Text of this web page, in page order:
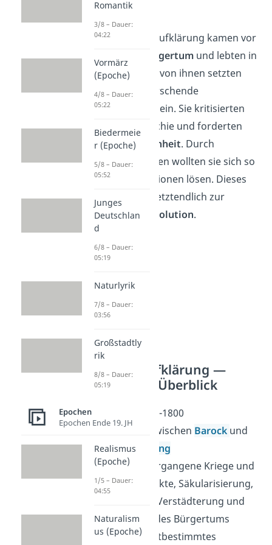
18. Jahrhunderts.
Die Vertreter der Aufklärung kamen vor
allem aus dem
Bürgertum und lebten in
ganz Europa. Viele von ihnen setzten
sich gegen vorherrschende
Machtverhältnisse ein. Sie kritisierten
Kirche und Monarchie und forderten
Freiheit und Gleichheit. Durch
vernünftiges Denken wollten sie sich so
von diesen Institutionen lösen. Dieses
Bestreben führte letztendlich zur
Französischen Revolution.
Steckbrief Aufklärung —
Merkmale im Überblick
Zeitraum:
1720-1800
Einordnung:
zwischen Barock und
Sturm und Drang
Geschichte:
vergangene Kriege und
Glaubenskonflikte, Säkularisierung,
Absolutismus, Verstädterung und
Emanzipation des Bürgertums
Weltbild:selbstbestimmtes
Romantik
3/8 – Dauer:
04:22
Vormärz
(Epoche)
4/8 – Dauer:
05:22
Biedermeie
r (Epoche)
5/8 – Dauer:
05:52
Junges
Deutschlan
d
6/8 – Dauer:
05:19
Naturlyrik
7/8 – Dauer:
03:56
Großstadtly
rik
8/8 – Dauer:
05:19
Epochen
Epochen Ende 19. JH
Realismus
(Epoche)
1/5 – Dauer:
04:55
Naturalism
us (Epoche)